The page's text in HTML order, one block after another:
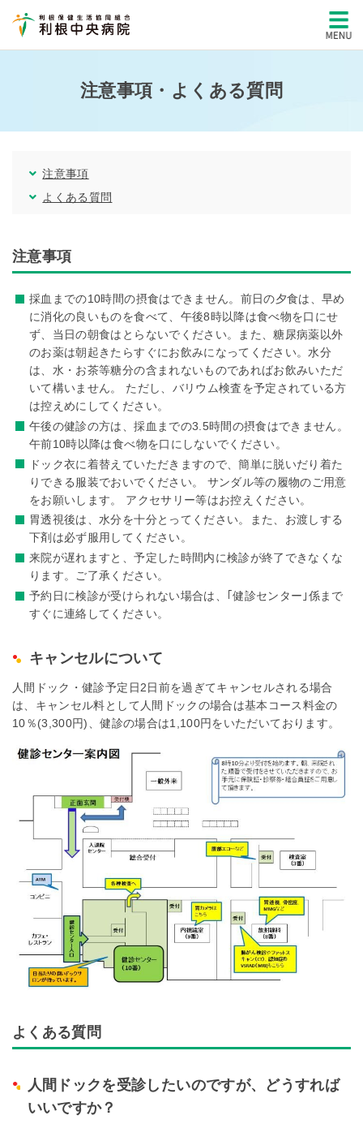
注意事項・よくある質問
注意事項
よくある質問
注意事項
採血までの10時間の摂食はできません。前日の夕食は、早め
に消化の良いものを食べて、午後8時以降は食べ物を口にせ
ず、当日の朝食はとらないでください。また、糖尿病薬以外
のお薬は朝起きたらすぐにお飲みになってください。水分
は、水・お茶等糖分の含まれないものであればお飲みいただ
いて構いません。 ただし、バリウム検査を予定されている方
は控えめにしてください。
午後の健診の方は、採血までの3.5時間の摂食はできません。
午前10時以降は食べ物を口にしないでください。
ドック衣に着替えていただきますので、簡単に脱いだり着た
りできる服装でおいでください。 サンダル等の履物のご用意
をお願いします。 アクセサリー等はお控えください。
胃透視後は、水分を十分とってください。また、お渡しする
下剤は必ず服用してください。
来院が遅れますと、予定した時間内に検診が終了できなくな
ります。ご了承ください。
予約日に検診が受けられない場合は、｢健診センター｣係まで
すぐに連絡してください。
キャンセルについて
人間ドック・健診予定日2日前を過ぎてキャンセルされる場合
は、キャンセル料として人間ドックの場合は基本コース料金の
10％(3,300円)、健診の場合は1,100円をいただいております。
よくある質問
人間ドックを受診したいのですが、どうすれば
いいですか？